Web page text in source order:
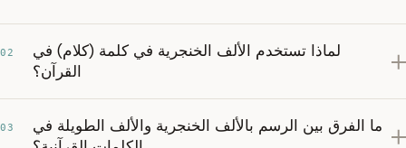
02
لماذا تستخدم الألف الخنجرية في كلمة (كلام) في
القرآن؟
03
ما الفرق بين الرسم بالألف الخنجرية والألف الطويلة في